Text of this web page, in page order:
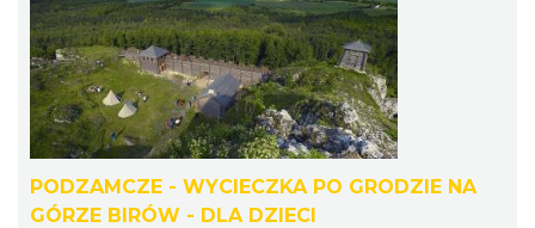
Metal vs Core Zawiercie 2026
Zawiercie
2026-09-05
9.15 km
PODZAMCZE - WYCIECZKA PO GRODZIE NA
GÓRZE BIRÓW - DLA DZIECI